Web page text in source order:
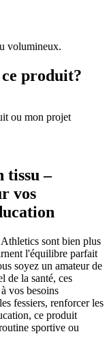
volumineux.
produit?
ou mon projet
tissu –
vos
sont bien plus
l'équilibre parfait
soyez un amateur de
de la santé, ces
vos besoins
fessiers, renforcer les
ce produit
sportive ou